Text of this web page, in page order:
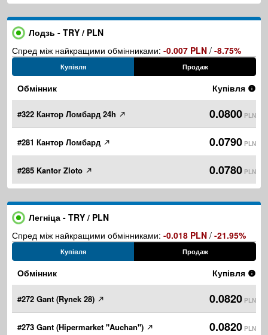
Лодзь - TRY / PLN
Спред між найкращими обмінниками: -0.007 PLN / -8.75%
Купівля Продаж
Обмінник Купівля
#322 Кантор Ломбард 24h 0.0800 PLN
#281 Кантор Ломбард 0.0790 PLN
#285 Kantor Zloto 0.0780 PLN
Легніца - TRY / PLN
Спред між найкращими обмінниками: -0.018 PLN / -21.95%
Купівля Продаж
Обмінник Купівля
#272 Gant (Rynek 28) 0.0820 PLN
#273 Gant (Hipermarket "Auchan") 0.0820 PLN